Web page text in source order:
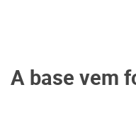
A base vem